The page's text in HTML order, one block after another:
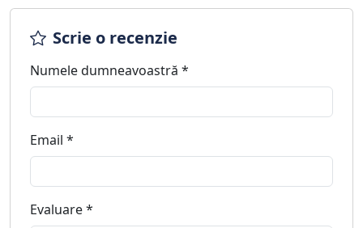
Scrie o recenzie
Numele dumneavoastră *
Email *
Evaluare *